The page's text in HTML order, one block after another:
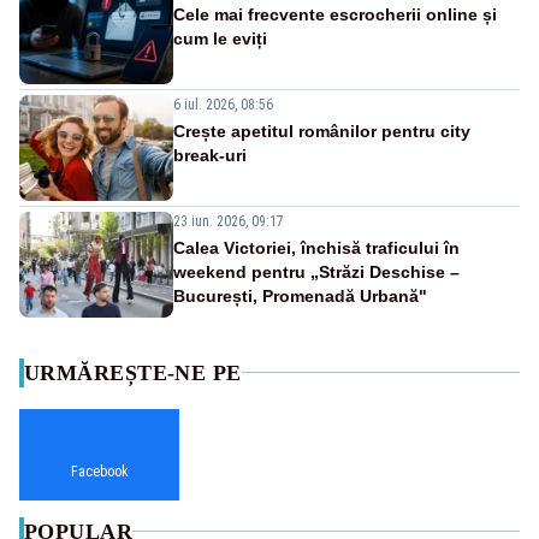
Cele mai frecvente escrocherii online și
cum le eviți
6 iul. 2026, 08:56
Crește apetitul românilor pentru city
break-uri
23 iun. 2026, 09:17
Calea Victoriei, închisă traficului în
weekend pentru „Străzi Deschise –
București, Promenadă Urbană"
URMĂREȘTE-NE PE
Facebook
POPULAR